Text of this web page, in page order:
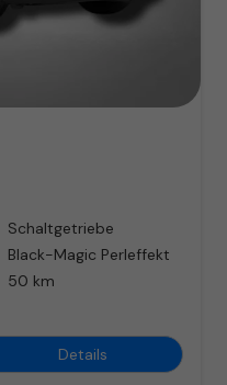
Schaltgetriebe
Black-Magic Perleffekt
50 km
Details